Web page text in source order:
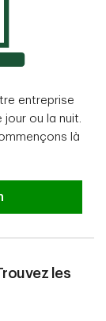
entreprise
ou la nuit.
là
les